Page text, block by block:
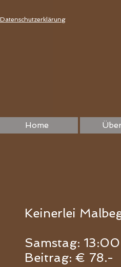
Datenschutzerklärung
Home
Keinerlei
Samstag:
Beitrag: € 78.-